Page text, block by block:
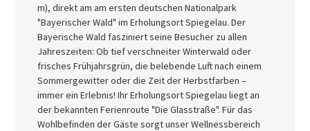
m), direkt am am ersten deutschen Nationalpark
"Bayerischer Wald" im Erholungsort Spiegelau. Der
Bayerische Wald fasziniert seine Besucher zu allen
Jahreszeiten: Ob tief verschneiter Winterwald oder
frisches Frühjahrsgrün, die belebende Luft nach einem
Sommergewitter oder die Zeit der Herbstfarben –
immer ein Erlebnis! Ihr Erholungsort Spiegelau liegt an
der bekannten Ferienroute "Die Glasstraße". Für das
Wohlbefinden der Gäste sorgt unser Wellnessbereich